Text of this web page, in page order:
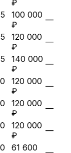
₽
100 000
₽
—
120 000
₽
—
140 000
₽
—
120 000
₽
—
120 000
₽
—
120 000
₽
—
61 600